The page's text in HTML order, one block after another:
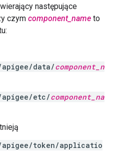
następujące
czym component_name to
data/component_n
etc/component_na
token/applicatio